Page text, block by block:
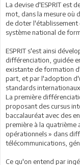
La devise d'ESPRIT est
mot, dans la mesure où
de doter l'établissement
système national de
ESPRIT s'est ainsi
différenciation, guidée
existante de formation
part, et par l'adoption
standards
La première
proposant des cursus
baccalauréat avec des
première à la quatrième
opérationnels » dans
télécommunications,
Ce qu'on entend par